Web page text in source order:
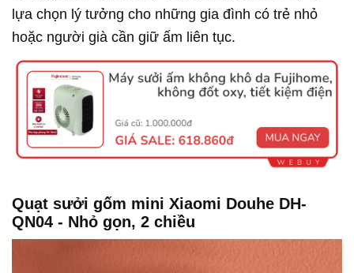
lựa chọn lý tưởng cho những gia đình có trẻ nhỏ
hoặc người già cần giữ ấm liên tục.
Quạt sưởi gốm mini Xiaomi Douhe DH-
QN04 - Nhỏ gọn, 2 chiều